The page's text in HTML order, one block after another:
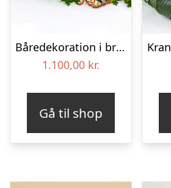
Båredekoration i brændte farver – Blomster til begravelse
1.100,00 kr.
Gå til shop